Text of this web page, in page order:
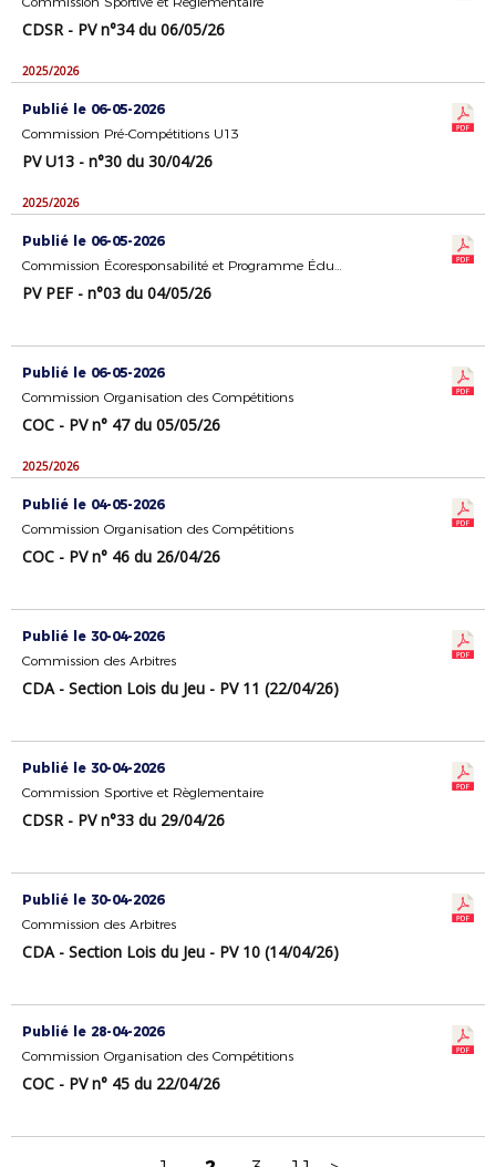
CDSR - PV n°34 du 06/05/26
2025/2026
Publié le 06-05-2026
Commission Pré-Compétitions U13
PV U13 - n°30 du 30/04/26
2025/2026
Publié le 06-05-2026
Commission Écoresponsabilité et Programme Éducatif Fédéral
PV PEF - n°03 du 04/05/26
Publié le 06-05-2026
Commission Organisation des Compétitions
COC - PV n° 47 du 05/05/26
2025/2026
Publié le 04-05-2026
Commission Organisation des Compétitions
COC - PV n° 46 du 26/04/26
Publié le 30-04-2026
Commission des Arbitres
CDA - Section Lois du Jeu - PV 11 (22/04/26)
Publié le 30-04-2026
Commission Sportive et Règlementaire
CDSR - PV n°33 du 29/04/26
Publié le 30-04-2026
Commission des Arbitres
CDA - Section Lois du Jeu - PV 10 (14/04/26)
Publié le 28-04-2026
Commission Organisation des Compétitions
COC - PV n° 45 du 22/04/26